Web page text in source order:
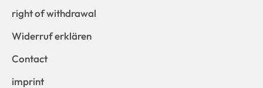
right of withdrawal
Widerruf erklären
Contact
imprint